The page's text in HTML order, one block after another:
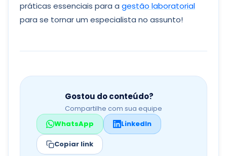
práticas essenciais para a gestão laboratorial
para se tornar um especialista no assunto!
Gostou do conteúdo?
Compartilhe com sua equipe
WhatsApp
LinkedIn
Copiar link